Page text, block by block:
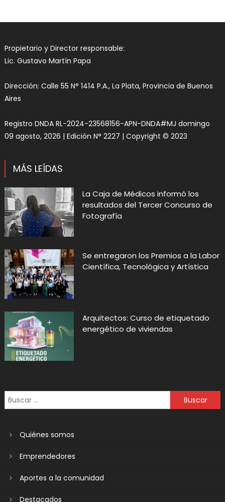
Propietario y Director responsable:
Lic. Gustavo Martín Papa
Dirección: Calle 55 N° 1414 P.A., La Plata, Provincia de Buenos
Aires
Registro DNDA RL-2024-23568156-APN-DNDA#MJ domingo
09 agosto, 2026 | Edición N° 2227 | Copyright © 2023
MÁS LEÍDAS
La Caja de Médicos informó los
resultados del Tercer Concurso de
Fotografía
Se entregaron los Premios a la Labor
Científica, Tecnológica y Artística
Arquitectos: Curso de etiquetado
energético de viviendas
Quiénes somos
Emprendedores
Aportes a la comunidad
Destacados